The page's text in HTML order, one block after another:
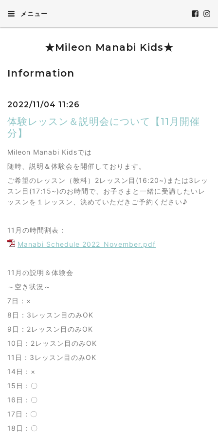
メニュー
★Mileon Manabi Kids★
Information
2022/11/04 11:26
体験レッスン＆説明会について【11月開催
分】
Mileon Manabi Kidsでは
随時、説明＆体験会を開催しております。
ご希望のレッスン（教科）2レッスン目(16:20~)または3レッ
スン目(17:15~)のお時間で、お子さまと一緒に受講したいレ
ッスンを１レッスン、決めていただきご予約ください♪
11月の時間割表：
Manabi Schedule 2022_November.pdf
11月の説明＆体験会
～空き状況～
7日：×
8日：3レッスン目のみOK
9日：2レッスン目のみOK
10日：2レッスン目のみOK
11日：3レッスン目のみOK
14日：×
15日：〇
16日：〇
17日：〇
18日：〇